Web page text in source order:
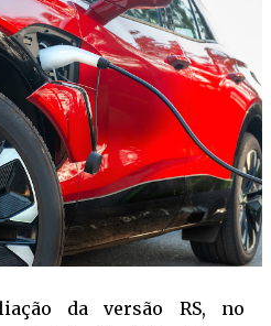
da versão RS, no